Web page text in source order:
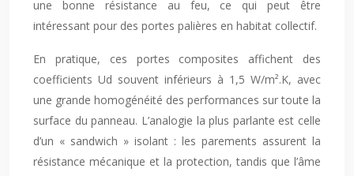
une bonne résistance au feu, ce qui peut être
intéressant pour des portes palières en habitat collectif.
En pratique, ces portes composites affichent des
coefficients Ud souvent inférieurs à 1,5 W/m².K, avec
une grande homogénéité des performances sur toute la
surface du panneau. L’analogie la plus parlante est celle
d’un « sandwich » isolant : les parements assurent la
résistance mécanique et la protection, tandis que l’âme